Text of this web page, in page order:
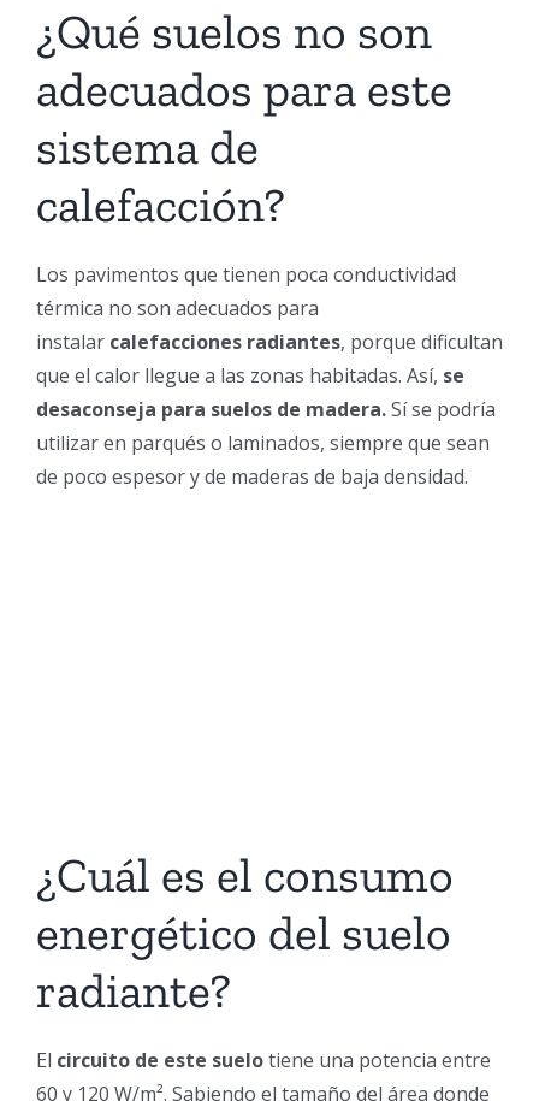
¿Qué suelos no son
adecuados para este
sistema de
calefacción?
Los pavimentos que tienen poca conductividad
térmica no son adecuados para
instalar calefacciones radiantes, porque dificultan
que el calor llegue a las zonas habitadas. Así, se
desaconseja para suelos de madera.Sí se podría
utilizar en parqués o laminados, siempre que sean
de poco espesor y de maderas de baja densidad.
¿Cuál es el consumo
energético del suelo
radiante?
El circuito de este suelotiene una potencia entre
60 y 120 W/m². Sabiendo el tamaño del área donde